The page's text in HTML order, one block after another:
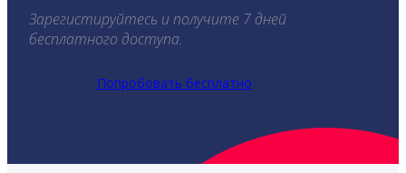
Зарегистируйтесь и получите 7 дней
бесплатного доступа.
Попробовать бесплатно